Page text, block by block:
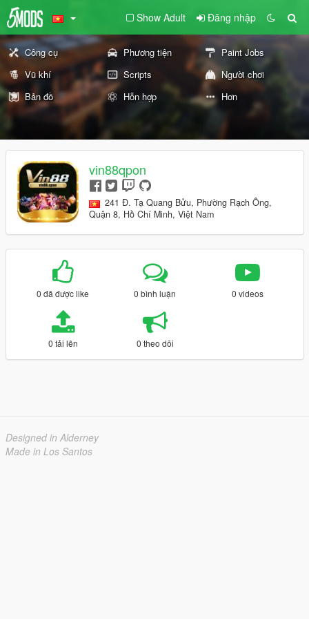
Show Adult Đăng nhập
Công cụ Phương tiện
Paint Jobs
Vũ khí
Scripts
Người chơi
Bản đồ
Hỗn hợp Hơn
vin88qpon
241 Đ. Tạ Quang Bửu, Phường Rạch Ông,
Quận 8, Hồ Chí Minh, Việt Nam
0 đã được like 0 bình luận 0 videos
0 tải lên 0 theo dõi
Designed in Alderney
Made in Los Santos